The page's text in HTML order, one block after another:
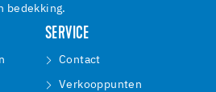
bedekking.
SERVICE
Contact
Verkooppunten